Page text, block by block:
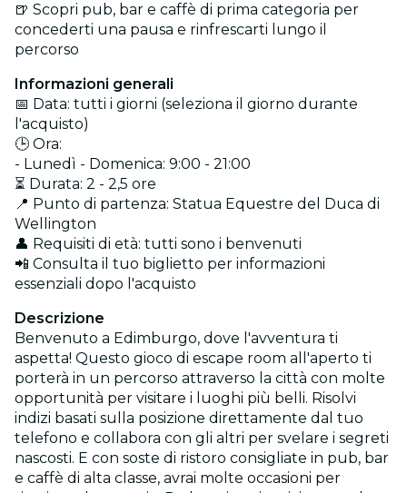
🍺 Scopri pub, bar e caffè di prima categoria per
concederti una pausa e rinfrescarti lungo il
percorso
Informazioni generali
📅 Data: tutti i giorni (seleziona il giorno durante
l'acquisto)
🕒 Ora:
- Lunedì - Domenica: 9:00 - 21:00
⏳ Durata: 2 - 2,5 ore
📍 Punto di partenza: Statua Equestre del Duca di
Wellington
👤 Requisiti di età: tutti sono i benvenuti
📲 Consulta il tuo biglietto per informazioni
essenziali dopo l'acquisto
Descrizione
Benvenuto a Edimburgo, dove l'avventura ti
aspetta! Questo gioco di escape room all'aperto ti
porterà in un percorso attraverso la città con molte
opportunità per visitare i luoghi più belli. Risolvi
indizi basati sulla posizione direttamente dal tuo
telefono e collabora con gli altri per svelare i segreti
nascosti. E con soste di ristoro consigliate in pub, bar
e caffè di alta classe, avrai molte occasioni per